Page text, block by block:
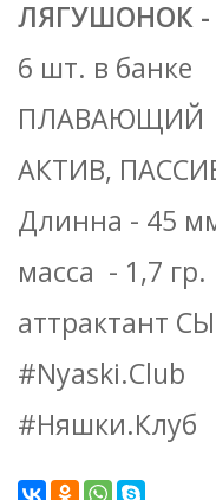
ЛЯГУШОНОК -
6 шт. в банке
ПЛАВАЮЩИЙ
АКТИВ,
Длинна - 45
масса - 1,7 гр.
аттрактант
#Nyaski.Club
#Няшки.Клуб